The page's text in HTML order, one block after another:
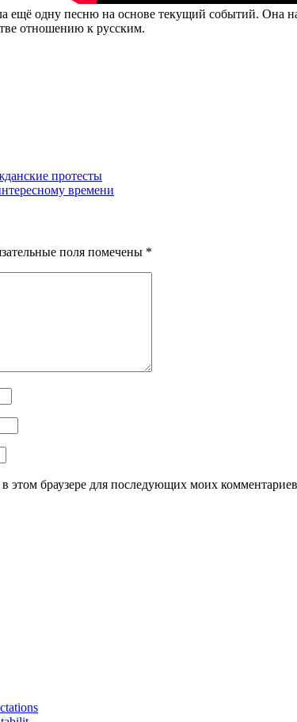
ещё одну песню на основе текущий событий.
отношению к русским.
протесты
времени
поля помечены *
этом браузере для последующих моих